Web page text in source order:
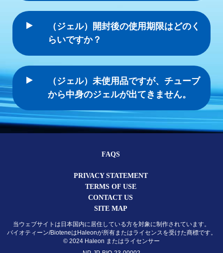
（ジェル）開封後の使用期限はどのく
らいですか？
（ジェル）未使用品ですが、チューブ
から中身のジェルが出てきません。
FAQS
PRIVACY STATEMENT
TERMS OF USE
CONTACT US
SITE MAP
当ウェブサイトは日本国内に居住している方を対象に制作されています。
バイオティーン/BioteneはHaleonが所有またはライセンスを受けた商標です。
© 2024 Haleon またはライセンサー